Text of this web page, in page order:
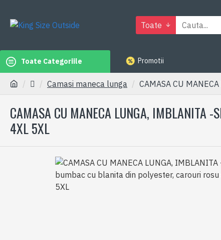
Toate
Toate Categoriile Promotii
Camasi maneca lunga CAMASA CU
CAMASA CU MANECA LUNGA, IMBLANITA -
4XL 5XL